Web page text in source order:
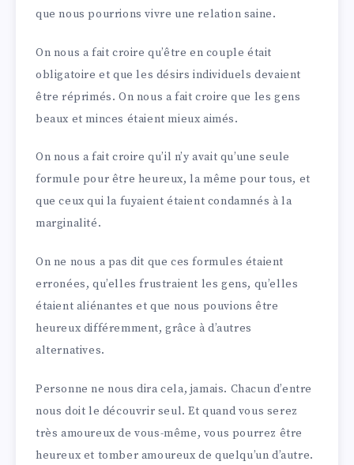
que nous pourrions vivre une relation saine.
On nous a fait croire qu’être en couple était
obligatoire et que les désirs individuels devaient
être réprimés. On nous a fait croire que les gens
beaux et minces étaient mieux aimés.
On nous a fait croire qu’il n’y avait qu’une seule
formule pour être heureux, la même pour tous, et
que ceux qui la fuyaient étaient condamnés à la
marginalité.
On ne nous a pas dit que ces formules étaient
erronées, qu’elles frustraient les gens, qu’elles
étaient aliénantes et que nous pouvions être
heureux différemment, grâce à d’autres
alternatives.
Personne ne nous dira cela, jamais. Chacun d’entre
nous doit le découvrir seul. Et quand vous serez
très amoureux de vous-même, vous pourrez être
heureux et tomber amoureux de quelqu’un d’autre.